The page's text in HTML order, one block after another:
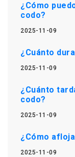
¿Cómo
codo?
2025-11-09
¿Cuánto
2025-11-09
¿Cuánto
codo?
2025-11-09
¿Cómo
2025-11-09